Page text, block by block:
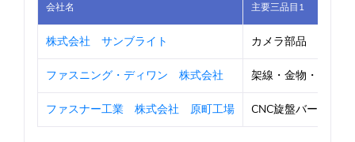
会社名 主要三品目1
株式会社 サンブライト カメラ部品
ファスニング・ディワン 株式会社 架線・金物・ボルト
ファスナー工業 株式会社 原町工場 CNC旋盤バーフィー